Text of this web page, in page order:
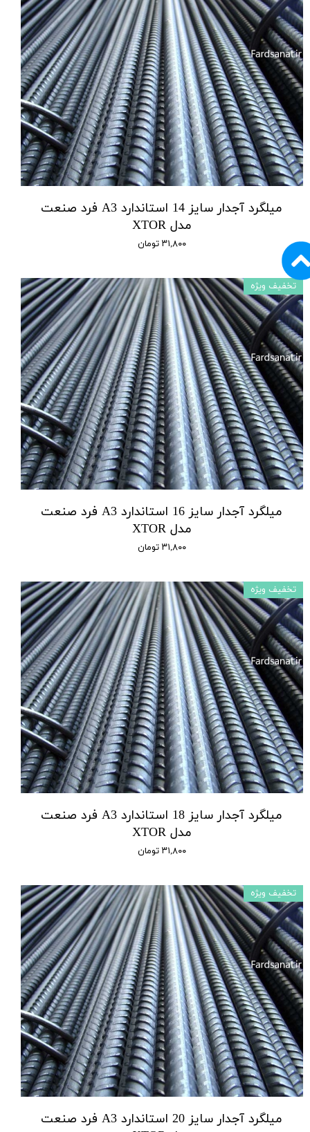
میلگرد آجدار سایز 14 استاندارد A3 فرد صنعت
مدل XTOR
۳۱,۸۰۰ تومان
میلگرد آجدار سایز 16 استاندارد A3 فرد صنعت
مدل XTOR
۳۱,۸۰۰ تومان
تخفیف ویژه
میلگرد آجدار سایز 18 استاندارد A3 فرد صنعت
مدل XTOR
۳۱,۸۰۰ تومان
تخفیف ویژه
میلگرد آجدار سایز 20 استاندارد A3 فرد صنعت
تخفیف ویژه